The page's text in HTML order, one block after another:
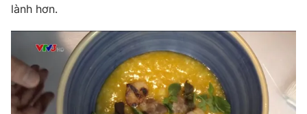
® Cấm sao chép dưới mọi hình thức nếu không có sự chấp
thuận bằng văn bản. Ghi rõ nguồn VTV.vn khi phát hành lại
thông tin từ website này.
lành hơn.